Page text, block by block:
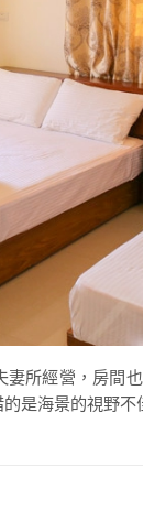
所經營，房間
是海景的視野不